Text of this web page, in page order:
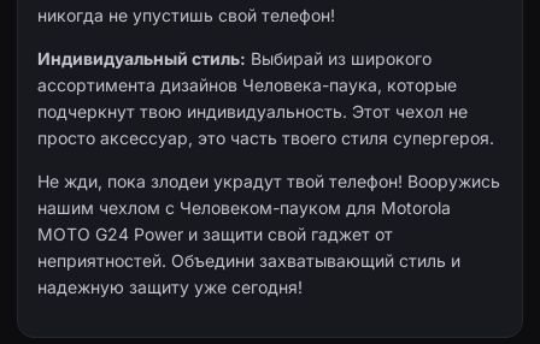
никогда не упустишь свой телефон!
Индивидуальный стиль: Выбирай из широкого
ассортимента дизайнов Человека-паука, которые
подчеркнут твою индивидуальность. Этот чехол не
просто аксессуар, это часть твоего стиля супергероя.
Не жди, пока злодеи украдут твой телефон! Вооружись
нашим чехлом с Человеком-пауком для Motorola
MOTO G24 Power и защити свой гаджет от
неприятностей. Объедини захватывающий стиль и
надежную защиту уже сегодня!